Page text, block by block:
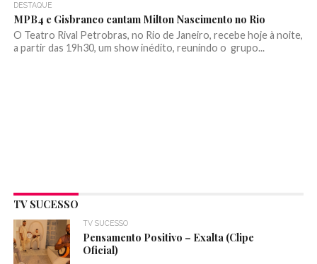
DESTAQUE
MPB4 e Gisbranco cantam Milton Nascimento no Rio
O Teatro Rival Petrobras, no Rio de Janeiro, recebe hoje à noite,
a partir das 19h30, um show inédito, reunindo o grupo...
TV SUCESSO
TV SUCESSO
Pensamento Positivo – Exalta (Clipe
Oficial)